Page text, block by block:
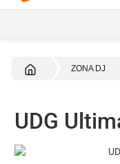
ZONA DJ
UDG